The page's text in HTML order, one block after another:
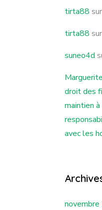
tirta88 sur
tirta88 sur
suneo4d
Marguerite
droit des
maintien
avec les